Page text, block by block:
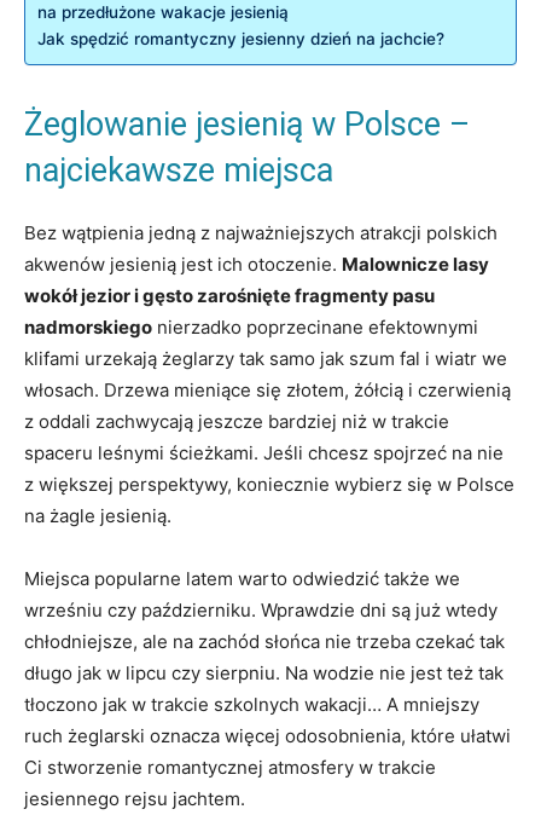
na przedłużone wakacje jesienią
Jak spędzić romantyczny jesienny dzień na jachcie?
Żeglowanie jesienią w Polsce –
najciekawsze miejsca
Bez wątpienia jedną z najważniejszych atrakcji polskich
akwenów jesienią jest ich otoczenie. Malownicze lasy
wokół jezior i gęsto zarośnięte fragmenty pasu
nadmorskiego nierzadko poprzecinane efektownymi
klifami urzekają żeglarzy tak samo jak szum fal i wiatr we
włosach. Drzewa mieniące się złotem, żółcią i czerwienią
z oddali zachwycają jeszcze bardziej niż w trakcie
spaceru leśnymi ścieżkami. Jeśli chcesz spojrzeć na nie
z większej perspektywy, koniecznie wybierz się w Polsce
na żagle jesienią.
Miejsca popularne latem warto odwiedzić także we
wrześniu czy październiku. Wprawdzie dni są już wtedy
chłodniejsze, ale na zachód słońca nie trzeba czekać tak
długo jak w lipcu czy sierpniu. Na wodzie nie jest też tak
tłoczono jak w trakcie szkolnych wakacji… A mniejszy
ruch żeglarski oznacza więcej odosobnienia, które ułatwi
Ci stworzenie romantycznej atmosfery w trakcie
jesiennego rejsu jachtem.